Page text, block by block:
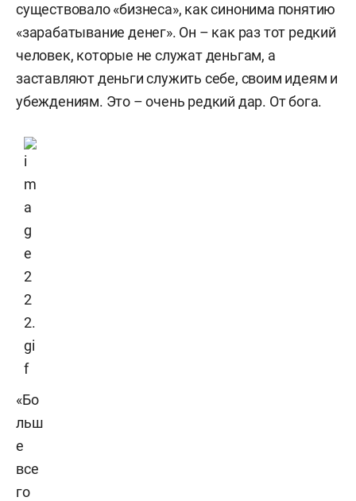
существовало «бизнеса», как синонима понятию
«зарабатывание денег». Он – как раз тот редкий
человек, которые не служат деньгам, а
заставляют деньги служить себе, своим идеям и
убеждениям. Это – очень редкий дар. От бога.
«Бо
льш
е
все
го